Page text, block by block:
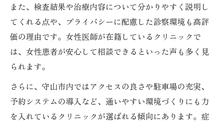
また、検査結果や治療内容について分かりやすく説明し
てくれる点や、プライバシーに配慮した診察環境も高評
価の理由です。女性医師が在籍しているクリニックで
は、女性患者が安心して相談できるといった声も多く見
られます。
さらに、守山市内ではアクセスの良さや駐車場の充実、
予約システムの導入など、通いやすい環境づくりにも力
を入れているクリニックが選ばれる傾向にあります。症